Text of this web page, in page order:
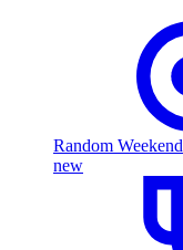
Random Weekend
new